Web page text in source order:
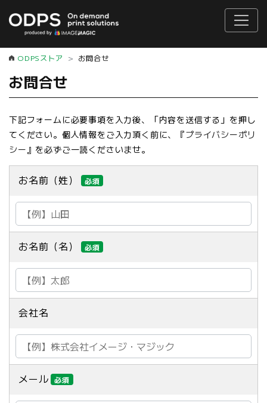
ODPSストア お問合せ
お問合せ
下記フォームに必要事項を入力後、「内容を送信する」を押し
てください。個人情報をご入力頂く前に、『プライバシーポリ
シー』を必ずご一読くださいませ。
お名前（姓） 必須
お名前（名） 必須
会社名
メール 必須